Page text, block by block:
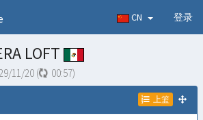
CN 登录
LOFT
11/20 ( 00:57)
上篮